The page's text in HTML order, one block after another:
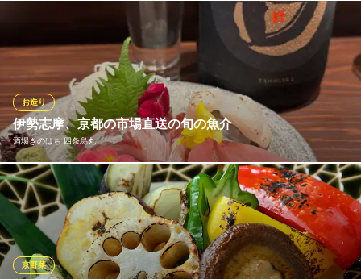
阪急京都線烏丸駅 徒歩2分
京都府京都市中京区錦小路通高倉東入中魚屋町499 2F
肩肘張らずに気軽に日本料理の醍醐味を楽しんで頂ければと思っ
ております。お値段も大変お値打ちな価格に設定させて頂いてお
りますので、お気軽にご利用くださいませ。また、京都観光と合
わせてのご利用も大変好評を頂戴しております。遠方のお客様に
も良い想い出を作って頂ければと思います。
逸品さかい
旬の素材を京料理で堪能
阪急京都線烏丸駅 徒歩4分
京都府京都市中京区蛸薬師通高倉西入泉正寺町323 松本ビル1F
伊勢志摩、京都の市場直送の旬の魚介
酒場きのはち 四条烏丸
お造り
旬の味覚を大切に。伊勢や京都の中央卸売市場から新鮮な自然の
恵みをお届けしています。厳選された天然鮮魚を使用した単品の
お造りや、お造り盛り合わせは、他ではなかなか味わえない逸品
です。旬の魚介を厳選し、元ホテルシェフが手掛ける和テイスト
創作料理をご堪能ください。
京野菜